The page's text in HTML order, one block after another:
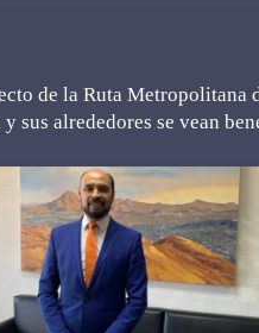
de la Ruta Metropolitana
y sus alrededores se vean